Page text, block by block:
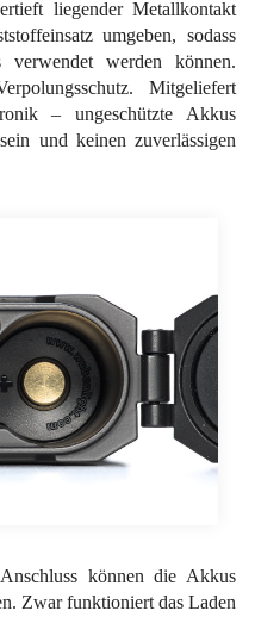
liegender Metallkontakt
umgeben, sodass
verwendet werden können.
Mitgeliefert
– ungeschützte Akkus
und keinen zuverlässigen
können die Akkus
Zwar funktioniert das Laden